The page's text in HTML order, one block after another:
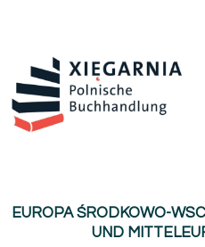
EUROPA ŚRODKOWO-
UND